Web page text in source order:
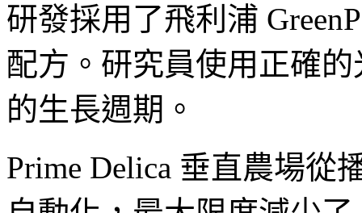
研發採用了飛利浦
配方。研究員使用正確
的生長週期。
Prime Delica 垂直農場從